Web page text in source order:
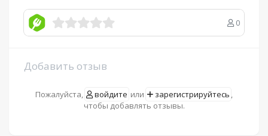
0
Добавить отзыв
Пожалуйста, войдите или зарегистрируйтесь ,
чтобы добавлять отзывы.